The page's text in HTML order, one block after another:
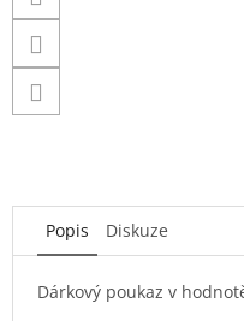
Popis Diskuze
Dárkový poukaz v